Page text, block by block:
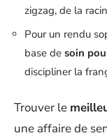
zigzag, de la
Pour un rendu
base de soin
discipliner la
Trouver le
une affaire de